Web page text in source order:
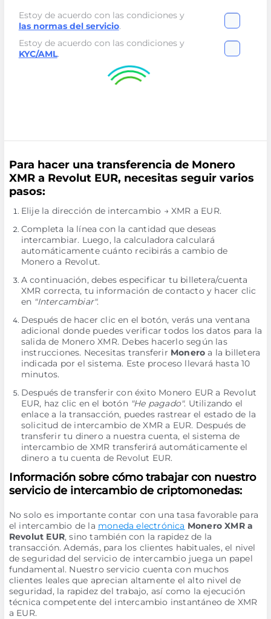
Estoy de acuerdo con las condiciones y
las normas del servicio.
Estoy de acuerdo con las condiciones y
KYC/AML.
Para hacer una transferencia de Monero
XMR a Revolut EUR, necesitas seguir varios
pasos:
Elije la dirección de intercambio → XMR a EUR.
Completa la línea con la cantidad que deseas
intercambiar. Luego, la calculadora calculará
automáticamente cuánto recibirás a cambio de
Monero a Revolut.
A continuación, debes especificar tu billetera/cuenta
XMR correcta, tu información de contacto y hacer clic
en "Intercambiar".
Después de hacer clic en el botón, verás una ventana
adicional donde puedes verificar todos los datos para la
salida de Monero XMR. Debes hacerlo según las
instrucciones. Necesitas transferir Monero a la billetera
indicada por el sistema. Este proceso llevará hasta 10
minutos.
Después de transferir con éxito Monero EUR a Revolut
EUR, haz clic en el botón "He pagado". Utilizando el
enlace a la transacción, puedes rastrear el estado de la
solicitud de intercambio de XMR a EUR. Después de
transferir tu dinero a nuestra cuenta, el sistema de
intercambio de XMR transferirá automáticamente el
dinero a tu cuenta de Revolut EUR.
Información sobre cómo trabajar con nuestro
servicio de intercambio de criptomonedas:
No solo es importante contar con una tasa favorable para
el intercambio de la moneda electrónica Monero XMR a
Revolut EUR, sino también con la rapidez de la
transacción. Además, para los clientes habituales, el nivel
de seguridad del servicio de intercambio juega un papel
fundamental. Nuestro servicio cuenta con muchos
clientes leales que aprecian altamente el alto nivel de
seguridad, la rapidez del trabajo, así como la ejecución
técnica competente del intercambio instantáneo de XMR
a EUR.